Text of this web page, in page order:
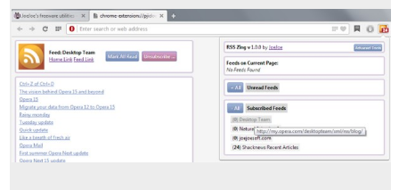
auf
allen
Webseiten
zugreifen.
Diese
Erweiterung
kann
auf
Ihre
Tabs
und